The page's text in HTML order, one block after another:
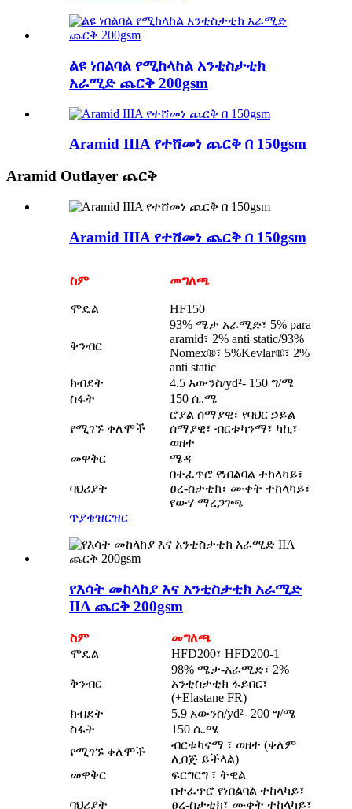
ልዩ ነበልባል የሚከላከል አንቲስታቲክ
አራሚድ ጨርቅ 200gsm
Aramid IIIA የተሸመነ ጨርቅ በ 150gsm
Aramid Outlayer ጨርቅ
Aramid IIIA የተሸመነ ጨርቅ በ 150gsm
ስም መግለጫ
ሞዴል HF150
ቅንብር
93% ሜታ አራሚድ፣ 5% para
aramid፣ 2% anti static/93%
Nomex®፣ 5%Kevlar®፣ 2%
anti static
ክብደት
4.5 አውንስ/yd²- 150 ግ/ሜ
ስፋት
150 ሴ.ሜ
የሚገኙ ቀለሞች
ሮያል ሰማያዊ፣ የባህር ኃይል
ሰማያዊ፣ ብርቱካንማ፣ ካኪ፣
ወዘተ
መዋቅር
ሜዳ
ባህሪያት
በተፈጥሮ የነበልባል ተከላካይ፣
ፀረ-ስታቲክ፣ ሙቀት ተከላካይ፣
የውሃ ማረጋገጫ
ጥያቄዝርዝር
የእሳት መከላከያ እና አንቲስታቲክ አራሚድ
IIA ጨርቅ 200gsm
ስም
መግለጫ
ሞዴል
HFD200፣ HFD200-1
ቅንብር
98% ሜታ-አራሚድ፣ 2%
አንቲስታቲክ ፋይበር፣
(+Elastane FR)
ክብደት
5.9 አውንስ/yd²- 200 ግ/ሜ
ስፋት
150 ሴ.ሜ
የሚገኙ ቀለሞች
ብርቱካናማ ፣ ወዘተ (ቀለም
ሊበጅ ይችላል)
መዋቅር
ፍርግርግ ፣ ትዊል
ባህሪያት
በተፈጥሮ የነበልባል ተከላካይ፣
ፀረ-ስታቲክ፣ ሙቀት ተከላካይ፣